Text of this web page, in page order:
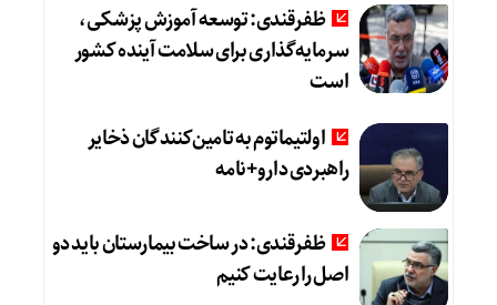
ظفرقندی: توسعه آموزش پزشکی،
سرمایه‌گذاری برای سلامت آینده کشور
است
اولتیماتوم به تامین‌کنندگان ذخایر
راهبردی دارو+نامه
ظفرقندی: در ساخت بیمارستان باید دو
اصل را رعایت کنیم